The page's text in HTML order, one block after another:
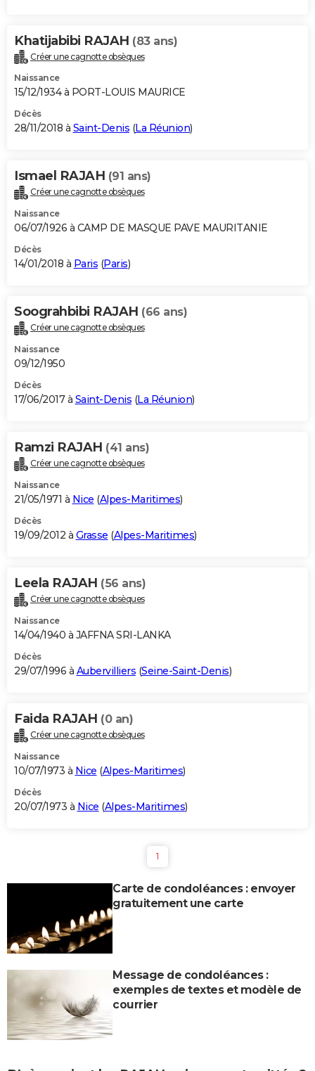
Khatijabibi RAJAH (83 ans)
Créer une cagnotte obsèques
Naissance
15/12/1934 à PORT-LOUIS MAURICE
Décès
28/11/2018 à Saint-Denis (La Réunion)
Ismael RAJAH (91 ans)
Créer une cagnotte obsèques
Naissance
06/07/1926 à CAMP DE MASQUE PAVE MAURITANIE
Décès
14/01/2018 à Paris (Paris)
Soograhbibi RAJAH (66 ans)
Créer une cagnotte obsèques
Naissance
09/12/1950
Décès
17/06/2017 à Saint-Denis (La Réunion)
Ramzi RAJAH (41 ans)
Créer une cagnotte obsèques
Naissance
21/05/1971 à Nice (Alpes-Maritimes)
Décès
19/09/2012 à Grasse (Alpes-Maritimes)
Leela RAJAH (56 ans)
Créer une cagnotte obsèques
Naissance
14/04/1940 à JAFFNA SRI-LANKA
Décès
29/07/1996 à Aubervilliers (Seine-Saint-Denis)
Faida RAJAH (0 an)
Créer une cagnotte obsèques
Naissance
10/07/1973 à Nice (Alpes-Maritimes)
Décès
20/07/1973 à Nice (Alpes-Maritimes)
1
Carte de condoléances : envoyer
gratuitement une carte
Message de condoléances :
exemples de textes et modèle de
courrier